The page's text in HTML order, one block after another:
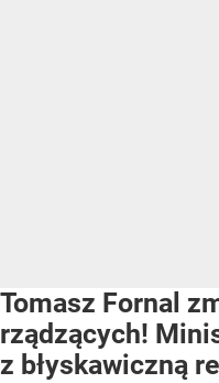
Tomasz Fornal
rządzących!
z błyskawiczną